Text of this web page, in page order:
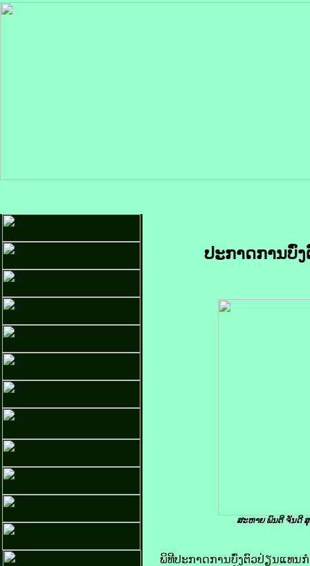
ປະກາດການບົ່
ສະຫາຍ ພົນຕີ ຈັນດີ
ພິທີປະກາດການບົ່ງຕົວປ່ຽນແທນ